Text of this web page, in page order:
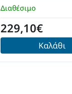
Διαθέσιμο
229,10€
Καλάθι